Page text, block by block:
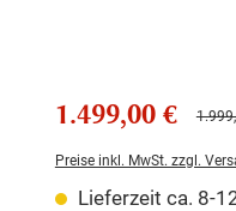
1.499,00 €
Preise inkl. MwSt. zzgl.
Lieferzeit ca. 8-